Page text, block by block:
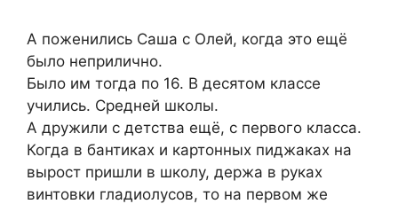
А поженились Саша с Олей, когда это ещё
было неприлично.
Было им тогда по 16. В десятом классе
учились. Средней школы.
А дружили с детства ещё, с первого класса.
Когда в бантиках и картонных пиджаках на
вырост пришли в школу, держа в руках
винтовки гладиолусов, то на первом же